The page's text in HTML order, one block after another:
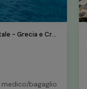
Grecia e Croazia
medico/bagaglio